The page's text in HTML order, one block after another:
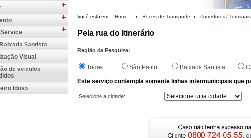
Santista
Visual
de veículos
Idoso
Você está em: Home... Redes de Transporte Corredores / Terminais
Pela rua do Itinerário